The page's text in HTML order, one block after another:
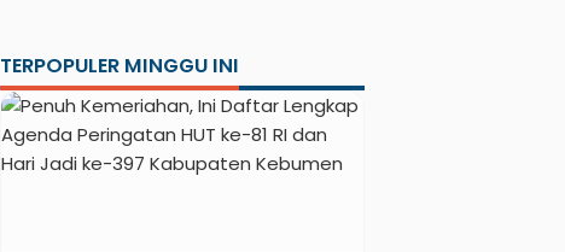
TERPOPULER MINGGU INI